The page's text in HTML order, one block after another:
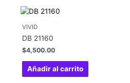
VIVID
DB 21160
$4,500.00
Añadir al carrito